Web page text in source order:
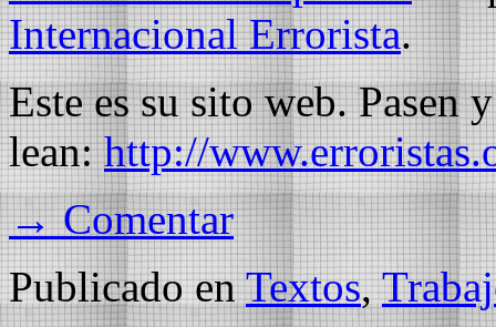
Internacional Errorista.
Este es su sito web. Pasen y
lean:http://
→ Comentar
Publicado en Textos,